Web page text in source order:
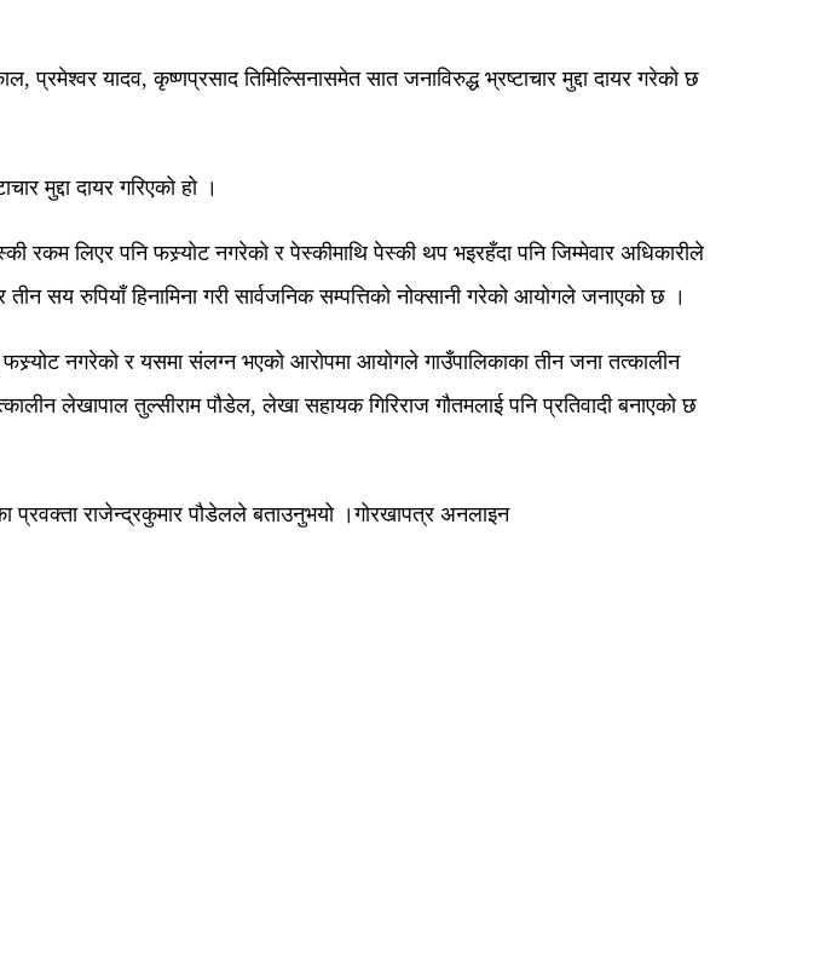
यादव, कृष्णप्रसाद तिमिल्सिनासमेत सात जनाविरुद्ध भ्रष्टाचार मुद्दा दायर गरेको छ
मुद्दा दायर गरिएको हो ।
लिएर पनि फस्र्योट नगरेको र पेस्कीमाथि पेस्की थप भइरहँदा पनि जिम्मेवार अधिकारीले
रुपियाँ हिनामिना गरी सार्वजनिक सम्पत्तिको नोक्सानी गरेको आयोगले जनाएको छ ।
नगरेको र यसमा संलग्न भएको आरोपमा आयोगले गाउँपालिकाका तीन जना तत्कालीन
लेखापाल तुल्सीराम पौडेल, लेखा सहायक गिरिराज गौतमलाई पनि प्रतिवादी बनाएको छ
प्रवक्ता राजेन्द्रकुमार पौडेलले बताउनुभयो ।गोरखापत्र अनलाइन